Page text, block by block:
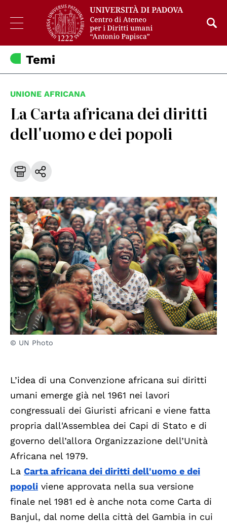
Temi
UNIONE AFRICANA
La Carta africana dei diritti
dell'uomo e dei popoli
© UN Photo
L’idea di una Convenzione africana sui diritti
umani emerge già nel 1961 nei lavori
congressuali dei Giuristi africani e viene fatta
propria dall'Assemblea dei Capi di Stato e di
governo dell’allora Organizzazione dell’Unità
Africana nel 1979.
La Carta africana dei diritti dell'uomo e dei
popoli viene approvata nella sua versione
finale nel 1981 ed è anche nota come Carta di
Banjul, dal nome della città del Gambia in cui